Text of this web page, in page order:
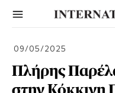
09/05/2025
Πλήρης
στην Κόκκινη